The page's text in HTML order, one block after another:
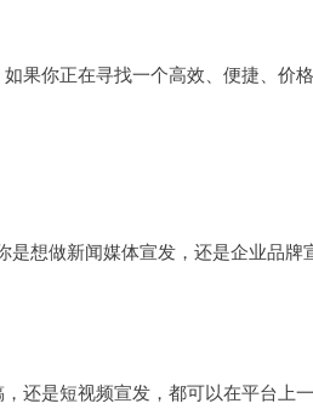
果你正在寻找一个高效、便捷、价
想做新闻媒体宣发，还是企业品牌
还是短视频宣发，都可以在平台上